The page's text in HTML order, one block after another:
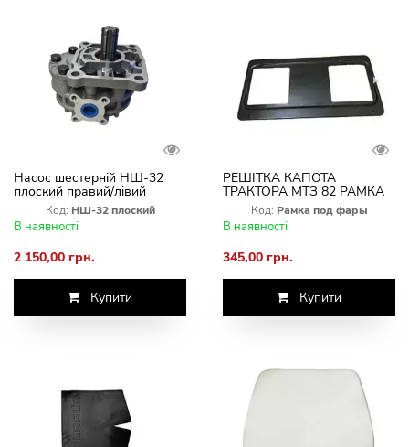
Насос шестерній НШ-32
плоский правий/лівий
Болгарія
Код: НШ-32 плоский
В наявності
2 150,00 грн.
Купити
РЕШІТКА КАПОТА
ТРАКТОРА МТЗ 82 РАМКА
ПІД ФАРІ
Код: Рамка под фары
В наявності
345,00 грн.
Купити